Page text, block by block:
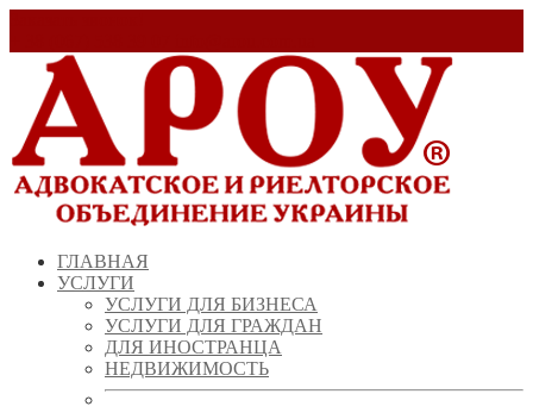
ГЛАВНАЯ
УСЛУГИ
УСЛУГИ ДЛЯ БИЗНЕСА
УСЛУГИ ДЛЯ ГРАЖДАН
ДЛЯ ИНОСТРАНЦА
НЕДВИЖИМОСТЬ